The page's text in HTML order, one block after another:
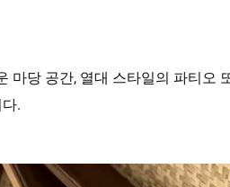
당 공간, 열대 스타일의 파티오
.